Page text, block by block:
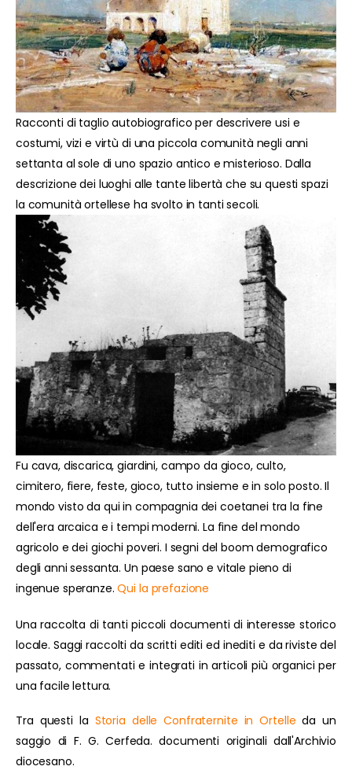
Racconti di taglio autobiografico per descrivere usi e
costumi, vizi e virtù di una piccola comunità negli anni
settanta al sole di uno spazio antico e misterioso. Dalla
descrizione dei luoghi alle tante libertà che su questi spazi
la comunità ortellese ha svolto in tanti secoli.
Fu cava, discarica, giardini, campo da gioco, culto,
cimitero, fiere, feste, gioco, tutto insieme e in solo posto. Il
mondo visto da qui in compagnia dei coetanei tra la fine
dell'era arcaica e i tempi moderni. La fine del mondo
agricolo e dei giochi poveri. I segni del boom demografico
degli anni sessanta. Un paese sano e vitale pieno di
ingenue speranze.Qui la prefazione
Una raccolta di tanti piccoli documenti di interesse storico
locale. Saggi raccolti da scritti editi ed inediti e da riviste del
passato, commentati e integrati in articoli più organici per
una facile lettura.
Tra questi la Storia delle Confraternite in Ortelle da un
saggio di F. G. Cerfeda. documenti originali dall'Archivio
diocesano.